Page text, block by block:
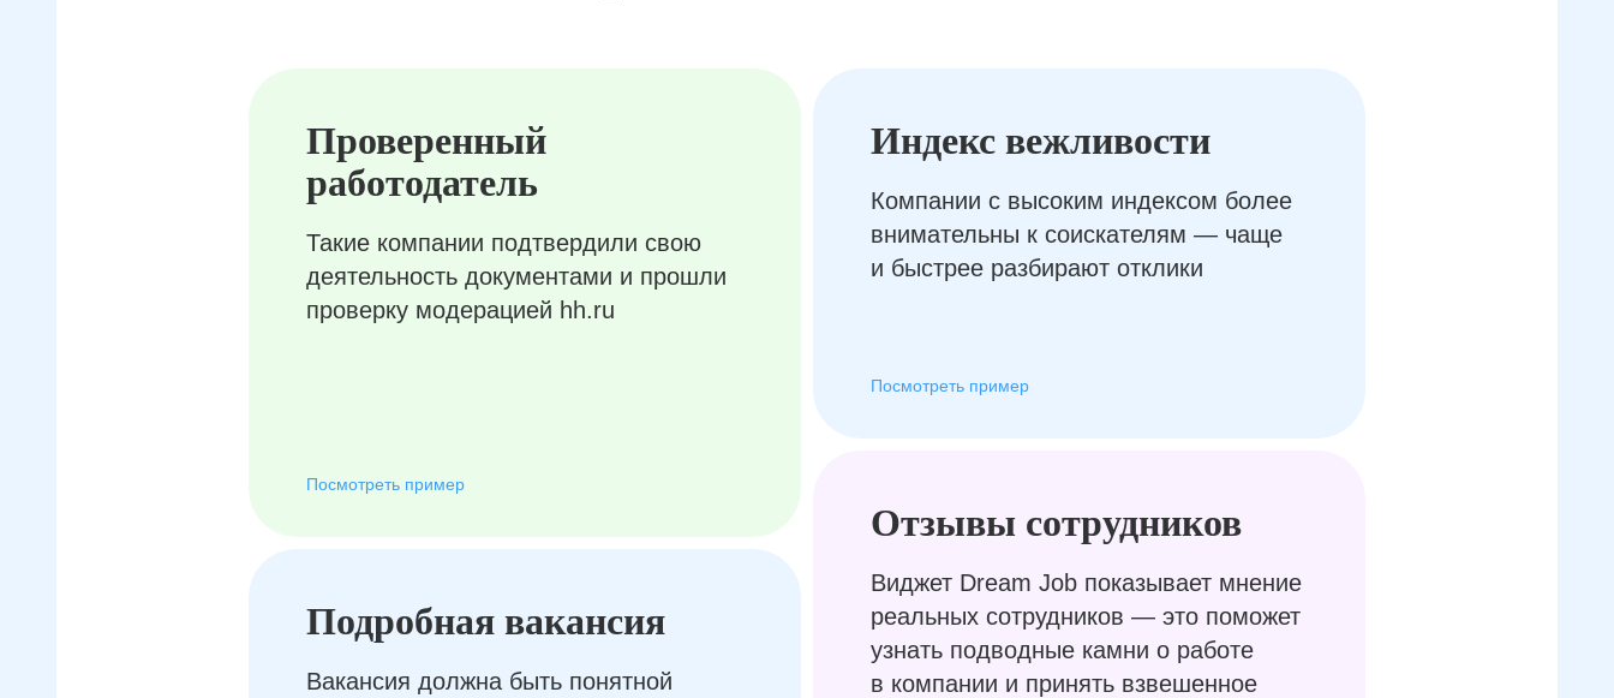
Проверенный
работодатель
Такие компании подтвердили свою
деятельность документами и прошли
проверку модерацией hh.ru
Посмотреть пример
Подробная вакансия
Вакансия должна быть понятной
Отзывы сотрудников
Виджет Dream Job показывает мнение
реальных сотрудников — это поможет
узнать подводные камни о работе
в компании и принять взвешенное
Индекс вежливости
Компании с высоким индексом более
внимательны к соискателям — чаще
и быстрее разбирают отклики
Посмотреть пример